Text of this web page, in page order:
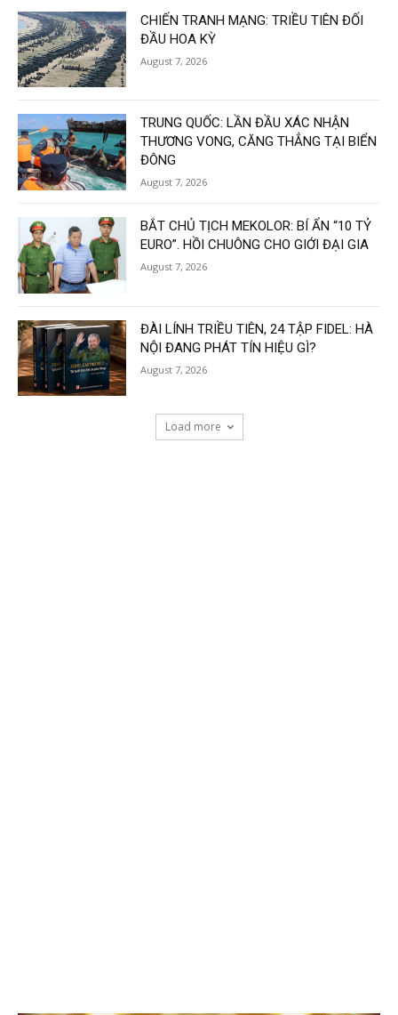
CHIẾN TRANH MẠNG: TRIỀU TIÊN ĐỐI
ĐẦU HOA KỲ
August 7, 2026
TRUNG QUỐC: LẦN ĐẦU XÁC NHẬN
THƯƠNG VONG, CĂNG THẲNG TẠI BIỂN
ĐÔNG
August 7, 2026
BẮT CHỦ TỊCH MEKOLOR: BÍ ẨN “10 TỶ
EURO”. HỒI CHUÔNG CHO GIỚI ĐẠI GIA
August 7, 2026
ĐÀI LÍNH TRIỀU TIÊN, 24 TẬP FIDEL: HÀ
NỘI ĐANG PHÁT TÍN HIỆU GÌ?
August 7, 2026
Load more